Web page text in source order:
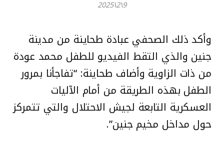
9\2\2025
وأكد ذلك الصحفي عبادة طحاينة من مدينة
جنين والذي التقط الفيديو للطفل محمد عودة
من ذات الزاوية وأضاف طحاينة: “تفاجأنا بمرور
الطفل بهذه الطريقة من أمام الآليات
العسكرية التابعة لجيش الاحتلال والتي تتمركز
حول مداخل مخيم جنين”.